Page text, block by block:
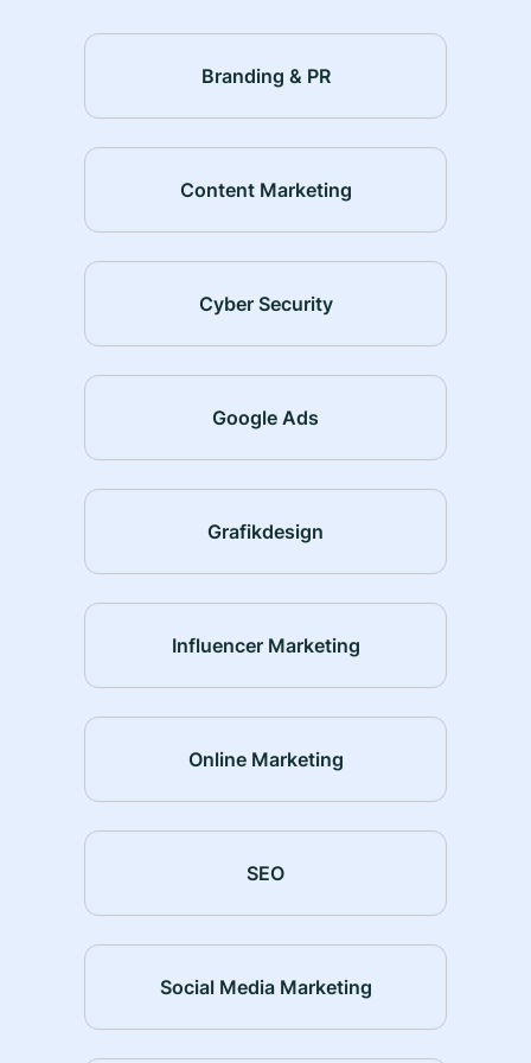
Branding & PR
Content Marketing
Cyber Security
Google Ads
Grafikdesign
Influencer Marketing
Online Marketing
SEO
Social Media Marketing